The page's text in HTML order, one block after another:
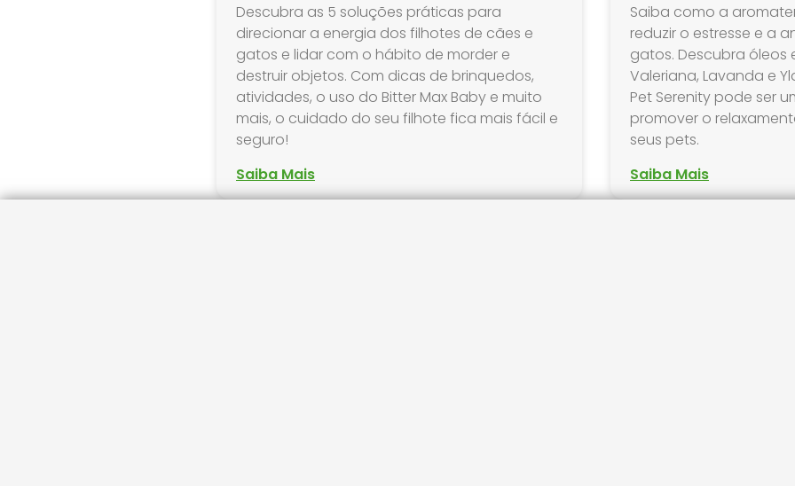
Descubra as 5 soluções práticas para
direcionar a energia dos filhotes de cães e
gatos e lidar com o hábito de morder e
destruir objetos. Com dicas de brinquedos,
atividades, o uso do Bitter Max Baby e muito
mais, o cuidado do seu filhote fica mais fácil e
seguro!
Saiba Mais
Saiba como a
reduzir o estresse e a
gatos. Descubra óleos
Valeriana, Lavanda e
Pet Serenity pode ser
promover o
seus pets.
Saiba Mais